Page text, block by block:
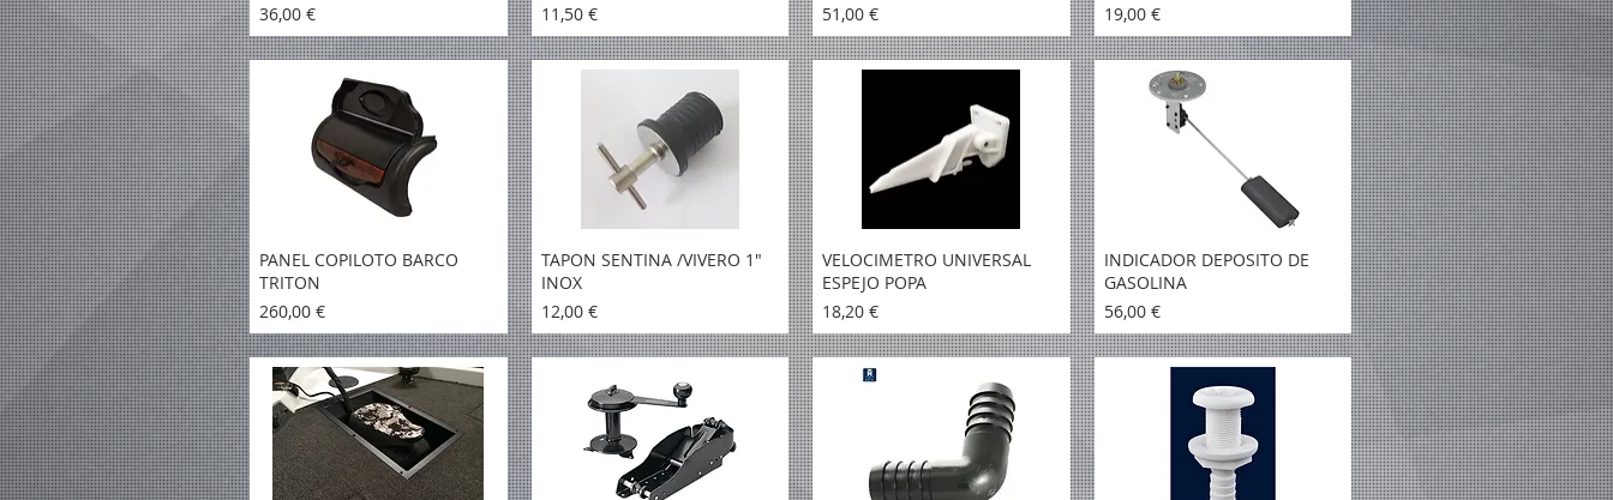
Precio
36,00 €
Precio
11,50 €
Precio
51,00 €
Precio
19,00 €
PANEL COPILOTO BARCO
TRITON
Precio
260,00 €
TAPON SENTINA /VIVERO 1"
INOX
Precio
12,00 €
VELOCIMETRO UNIVERSAL
ESPEJO POPA
Precio
18,20 €
INDICADOR DEPOSITO DE
GASOLINA
Precio
56,00 €